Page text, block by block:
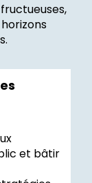
et bâtir